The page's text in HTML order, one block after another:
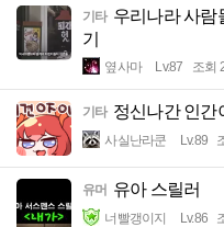
기타 우리나라 사람
기
옆사마 Lv.87 조회
기타 정신나간 인간
사실난라쿤 Lv.89
유머 유아 스릴러
너빨갱이지 Lv.86